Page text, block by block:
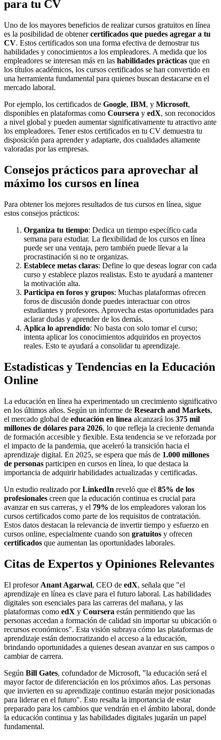
para tu CV
Uno de los mayores beneficios de realizar cursos gratuitos en línea
es la posibilidad de obtenercertificados que puedes agregar a tu
CV. Estos certificados son una forma efectiva de demostrar tus
habilidades y conocimientos a los empleadores. A medida que los
empleadores se interesan más en las habilidades prácticas que en
los títulos académicos, los cursos certificados se han convertido en
una herramienta fundamental para quienes buscan destacarse en el
mercado laboral.
Por ejemplo, los certificados de Google, IBM, y Microsoft,
disponibles en plataformas como Coursera y edX, son reconocidos
a nivel global y pueden aumentar significativamente tu atractivo ante
los empleadores. Tener estos certificados en tu CV demuestra tu
disposición para aprender y adaptarte, dos cualidades altamente
valoradas por las empresas.
Consejos prácticos para aprovechar al
máximo los cursos en línea
Para obtener los mejores resultados de tus cursos en línea, sigue
estos consejos prácticos:
Organiza tu tiempo: Dedica un tiempo específico cada
semana para estudiar. La flexibilidad de los cursos en línea
puede ser una ventaja, pero también puede llevar a la
procrastinación si no te organizas.
Establece metas claras: Define lo que deseas lograr con cada
curso y establece plazos realistas. Esto te ayudará a mantener
la motivación alta.
Participa en foros y grupos: Muchas plataformas ofrecen
foros de discusión donde puedes interactuar con otros
estudiantes y profesores. Aprovecha estas oportunidades para
aclarar dudas y aprender de los demás.
Aplica lo aprendido: No basta con solo tomar el curso;
intenta aplicar los conocimientos adquiridos en proyectos
reales. Esto te ayudará a consolidar tu aprendizaje.
Estadísticas y Tendencias en la Educación
Online
La educación en línea ha experimentado un crecimiento significativo
en los últimos años. Según un informe de Research and Markets,
el mercado global de educación en línea alcanzará los 375 mil
millones de dólares para 2026, lo que refleja la creciente demanda
de formación accesible y flexible. Esta tendencia se ve reforzada por
el impacto de la pandemia, que aceleró la transición hacia el
aprendizaje digital. En 2025, se espera que más de 1.000 millones
de personas participen en cursos en línea, lo que destaca la
importancia de adquirir habilidades actualizadas y certificadas.
Un estudio realizado porLinkedIn reveló que el 85% de los
profesionales creen que la educación continua es crucial para
avanzar en sus carreras, y el 79% de los empleadores valoran los
cursos certificados como parte de los requisitos de contratación.
Estos datos destacan la relevancia de invertir tiempo y esfuerzo en
cursos online, especialmente cuando son gratuitos y ofrecen
certificados que aumentan las oportunidades laborales.
Citas de Expertos y Opiniones Relevantes
El profesor Anant Agarwal, CEO de edX, señala que "el
aprendizaje en línea es clave para el futuro laboral. Las habilidades
digitales son esenciales para las carreras del mañana, y las
plataformas como edX y Coursera están permitiendo que las
personas accedan a formación de calidad sin importar su ubicación o
recursos económicos". Esta visión subraya cómo las plataformas de
aprendizaje están democratizando el acceso a la educación,
brindando oportunidades a quienes desean avanzar en sus campos o
cambiar de carrera.
Según Bill Gates, cofundador de Microsoft, "la educación será el
mayor factor de diferenciación en los próximos años. Las personas
que invierten en su aprendizaje continuo estarán mejor posicionadas
para liderar en el futuro". Esto resalta la importancia de estar
preparado para los cambios que vendrán en el ámbito laboral, donde
la educación continua y las habilidades digitales jugarán un papel
fundamental.